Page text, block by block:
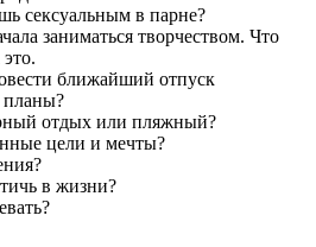
сексуальным в парне?
заниматься творчеством. Что
ближайший отпуск
планы?
отдых или пляжный?
цели и мечты?
в жизни?